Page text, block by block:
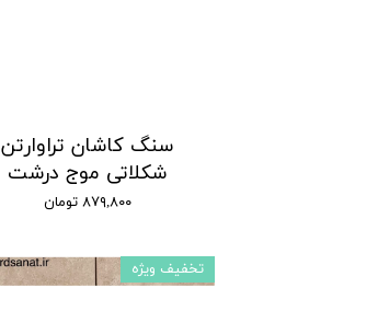
سنگ کاشان تراوارتن
شکلاتی موج درشت
۸۷۹,۸۰۰ تومان
تخفیف ویژه